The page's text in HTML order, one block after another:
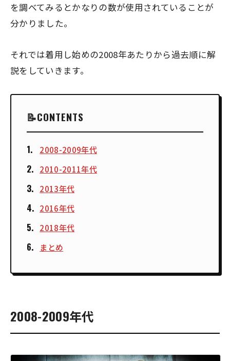
を調べてみるとかなりの数が使用されていることが
分かりました。
それでは着用し始めの2008年あたりから過去順に解
説をしていきます。
CONTENTS
2008-2009年代
2010-2011年代
2013年代
2016年代
2018年代
まとめ
2008-2009年代